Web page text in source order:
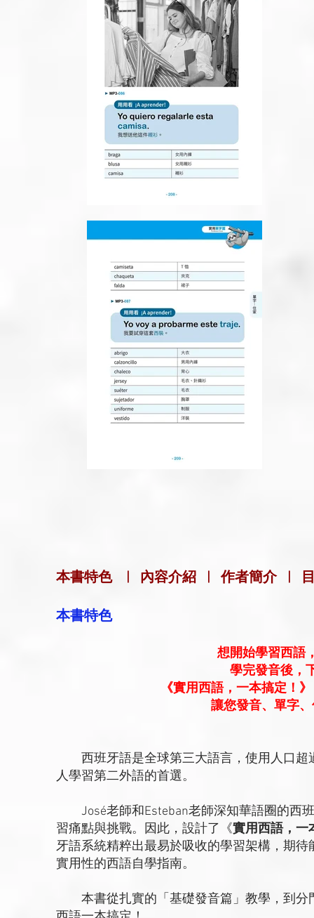
本書特色 | 內容介紹 |作者簡介 |
本書特色
想開始學習西語
學完發音後，
《實用西語，一本搞定！
讓您發音、單字
西班牙語是全球第三大語言，使用人口超
人學習第二外語的首選。
José老師和Esteban老師深知華語圈的西
習痛點與挑戰。因此，設計了《實用西語，一
牙語系統精粹出最易於吸收的學習架構，期
實用性的西語自學指南。
本書從扎實的「基礎發音篇」教學，到分